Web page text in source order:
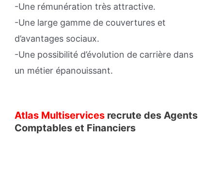
-Une rémunération très attractive.
-Une large gamme de couvertures et
d’avantages sociaux.
-Une possibilité d’évolution de carrière dans
un métier épanouissant.
Atlas Multiservices recrute des Agents
Comptables et Financiers